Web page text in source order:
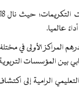
عالميا.
بناء على تصدرهم المراكز
بين المؤسسات
الرامية إلى